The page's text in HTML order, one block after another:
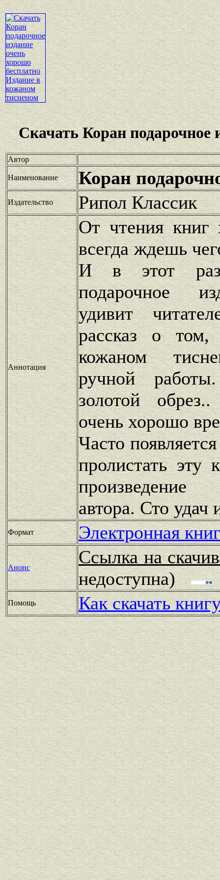
Скачать Коран подарочное
Автор
Наименование Коран
Издательство Рипол Классик
Аннотация
От чтения книг
всегда ждешь
И в этот
подарочное
удивит
рассказ о
кожаном
ручной
золотой
очень хорошо
Часто
пролистать эту
автора. Сто удач
Формат Электронная
Анонс
Ссылка на
недоступна)
Помощь Как скачать